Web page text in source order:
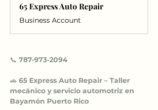
65 Express Auto Repair
Business Account
📞 787-973-2094
🚗 65 Express Auto Repair – Taller
mecánico y servicio automotriz en
Bayamón Puerto Rico